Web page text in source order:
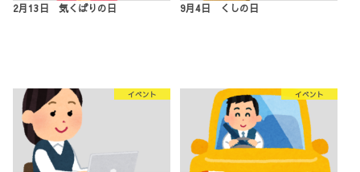
2月13日 気くばりの日 9月4日 くしの日
イベント イベント